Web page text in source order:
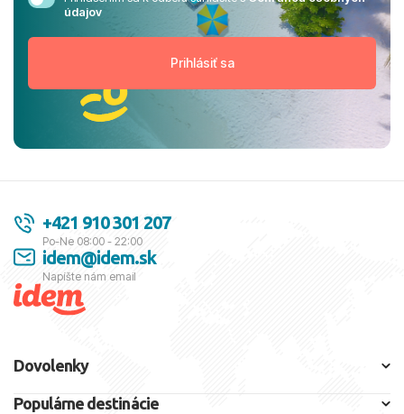
údajov
+421 910 301 207
Po-Ne 08:00 - 22:00
idem@idem.sk
Napíšte nám email
Dovolenky
Populárne destinácie